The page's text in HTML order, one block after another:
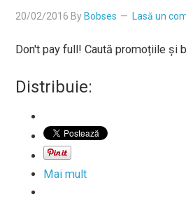
20/02/2016 By Bobses Lasă un
Don't pay full! Caută promoțiile și
Distribuie:
Mai mult